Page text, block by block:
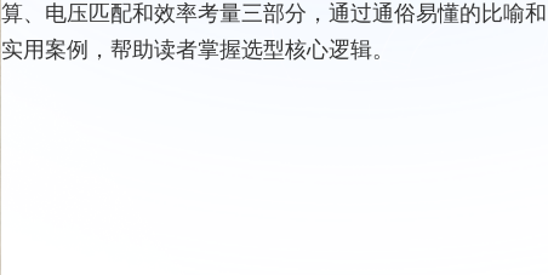
算、电压匹配和效率考量三部分，通过通俗易懂的比喻和
实用案例，帮助读者掌握选型核心逻辑。